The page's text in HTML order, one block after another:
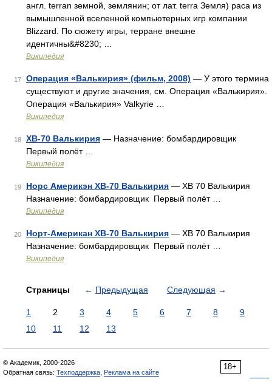
англ. terran земной, землянин; от лат. terra Земля) раса из
вымышленной вселенной компьютерных игр компании
Blizzard. По сюжету игры, терране внешне
идентичны&#8230; …
Википедия
17 Операция «Валькирия» (фильм, 2008) — У этого термина
существуют и другие значения, см. Операция «Валькирия».
Операция «Валькирия» Valkyrie …
Википедия
18 XB-70 Валькирия — Назначение: бомбардировщик
Первый полёт …
Википедия
19 Норс Америкэн XB-70 Валькирия — XB 70 Валькирия
Назначение: бомбардировщик Первый полёт …
Википедия
20 Норт-Американ XB-70 Валькирия — XB 70 Валькирия
Назначение: бомбардировщик Первый полёт …
Википедия
Страницы ← Предыдущая Следующая →
1 2 3 4 5 6 7 8
9
10
11 12 13
18+
© Академик, 2000-2026
Обратная связь: Техподдержка Реклама на сайте